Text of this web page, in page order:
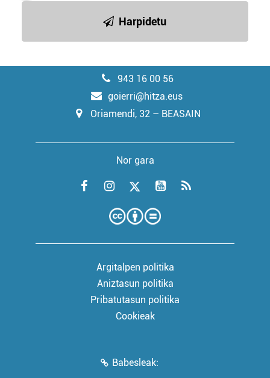
Harpidetu
943 16 00 56
goierri@hitza.eus
Oriamendi, 32 – BEASAIN
Nor gara
Argitalpen politika
Aniztasun politika
Pribatutasun politika
Cookieak
Babesleak: